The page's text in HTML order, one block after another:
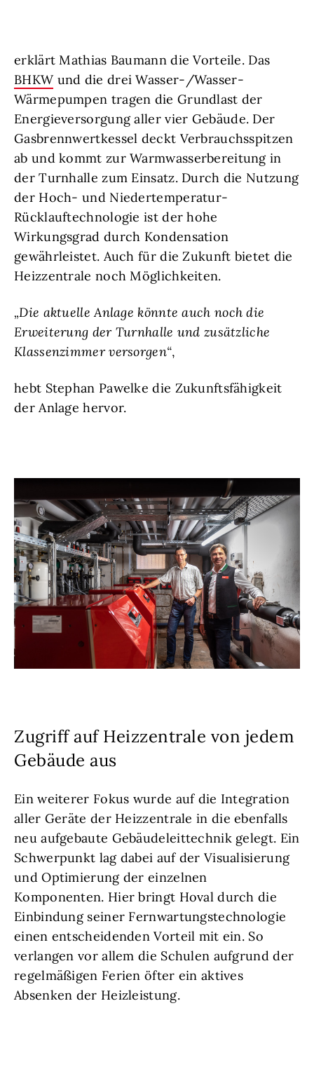
erklärt Mathias Baumann die Vorteile. Das
BHKWund die drei Wasser-/Wasser-
Wärmepumpen tragen die Grundlast der
Energieversorgung aller vier Gebäude. Der
Gasbrennwertkessel deckt Verbrauchsspitzen
ab und kommt zur Warmwasserbereitung in
der Turnhalle zum Einsatz. Durch die Nutzung
der Hoch- und Niedertemperatur-
Rücklauftechnologie ist der hohe
Wirkungsgrad durch Kondensation
gewährleistet. Auch für die Zukunft bietet die
Heizzentrale noch Möglichkeiten.
„Die aktuelle Anlage könnte auch noch die
Erweiterung der Turnhalle und zusätzliche
Klassenzimmer versorgen“,
hebt Stephan Pawelke die Zukunftsfähigkeit
der Anlage hervor.
Zugriff auf Heizzentrale von jedem
Gebäude aus
Ein weiterer Fokus wurde auf die Integration
aller Geräte der Heizzentrale in die ebenfalls
neu aufgebaute Gebäudeleittechnik gelegt. Ein
Schwerpunkt lag dabei auf der Visualisierung
und Optimierung der einzelnen
Komponenten. Hier bringt Hoval durch die
Einbindung seiner Fernwartungstechnologie
einen entscheidenden Vorteil mit ein. So
verlangen vor allem die Schulen aufgrund der
regelmäßigen Ferien öfter ein aktives
Absenken der Heizleistung.